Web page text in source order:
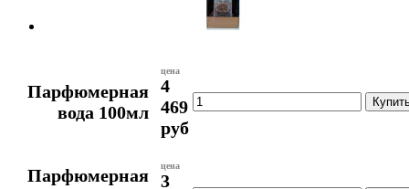
Парфюмерная
вода 100мл
цена
4
469
руб
Парфюмерная
цена
3